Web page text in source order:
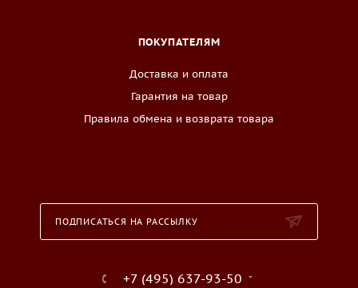
ПОКУПАТЕЛЯМ
Доставка и оплата
Гарантия на товар
Правила обмена и возврата товара
ПОДПИСАТЬСЯ НА РАССЫЛКУ
+7 (495) 637-93-50